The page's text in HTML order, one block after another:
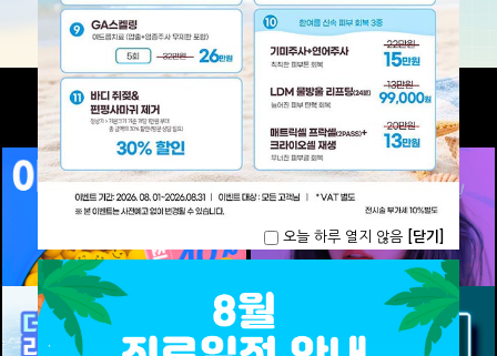
오늘 하루 열지 않음 [닫기]